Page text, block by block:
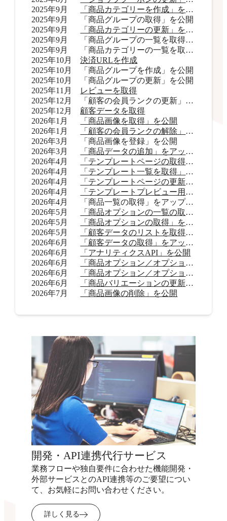
2025年9月
「商品カテゴリーを作成」を公開
2025年9月
「商品グループの取得」を公開
2025年9月
「商品カテゴリーの更新」を公開
2025年9月
「商品グループの一覧を取得」をアップデート
2025年9月
「商品カテゴリーの一覧を取得」をアップデート
2025年10月
決済URLを作成
2025年10月
「商品グループを作成」を公開
2025年10月
「商品グループの更新」を公開
2025年11月
レビューを取得
2025年12月
「顧客の会員ランクの更新」を公開
2025年12月
顧客データを取得
2026年1月
「商品画像を取得」を公開
2026年1月
「顧客の会員ランクの解除」を公開
2026年3月
「商品画像を登録」を公開
2026年3月
「商品データの追加」をアップデート
2026年4月
「テンプレートページの取得」を公開
2026年4月
「テンプレート一覧を取得」を公開
2026年4月
「テンプレートページの更新」を公開
2026年4月
「テンプレートプレビュー用URLを取得」を公開
2026年4月
「商品一覧の取得」をアップデート
2026年5月
「商品オプションの一覧の取得」をアップデート
2026年5月
「商品オプションの取得」を公開
2026年5月
「顧客データのリストを取得」をアップデート
2026年6月
「顧客データの取得」をアップデート
2026年6月
「アナリティクスAPI」を公開
2026年6月
「商品オプション／オプション値の追加（β）」を公開
2026年6月
「商品オプション／オプション値の削除（β）」を公開
2026年6月
「商品バリエーションの更新」を公開
2026年7月
「商品画像の削除」を公開
開発・API連携代行サービス
業務フローや独自要件に合わせた機能開発・
外部サービスとのAPI連携等のご要望につい
て、お気軽にお問い合わせください。
詳しく見る